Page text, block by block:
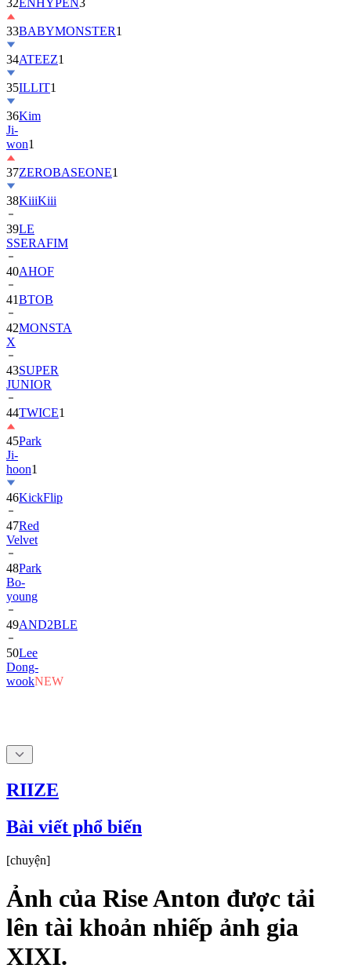
32 ENHYPEN3
33BABYMONSTER1
34ATEEZ1
35ILLIT1
36Kim
Ji-
won1
37ZEROBASEONE1
38KiiiKiii
39LE
SSERAFIM
40AHOF
41BTOB
42MONSTA
X
43SUPER
JUNIOR
44TWICE1
45Park
Ji-
hoon1
46KickFlip
47Red
Velvet
48Park
Bo-
young
49AND2BLE
50Lee
Dong-
wookNEW
RIIZE
Bài viết phổ biến
[chuyện]
Ảnh của Rise Anton được tải
lên tài khoản nhiếp ảnh gia
XIXI.